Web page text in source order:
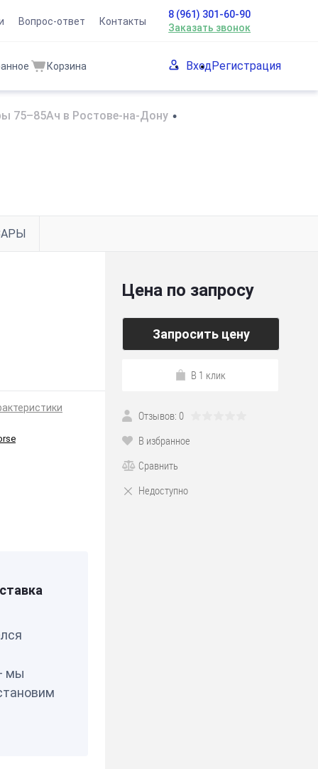
Вопрос-ответ Контакты
8 (961) 301-60-90
Заказать звонок
Корзина ВходРегистрация
75–85Ач в Ростове-на-Дону •
мы
Цена по запросу
Запросить цену
В 1 клик
Отзывов: 0
В избранное
Сравнить
Недоступно